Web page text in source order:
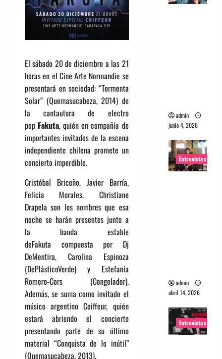
El sábado 20 de diciembre a las 21
horas en el Cine Arte Normandie se
presentará en sociedad: “Tormenta
Solar” (Quemasucabeza, 2014) de
la cantautora de electro
pop Fakuta, quién en compañía de
importantes invitados de la escena
independiente chilena promete un
concierto imperdible.
Cristóbal Briceño, Javier Barría,
Felicia Morales, Christiane
Drapela son los nombres que esa
noche se harán presentes junto a
la banda estable
deFakuta compuesta por Dj
DeMentira, Carolina Espinoza
(DePlásticoVerde) y Estefanía
Romero-Cors (Congelador).
Además, se suma como invitado el
músico argentino Coiffeur, quién
estará abriendo el concierto
presentando parte de su último
material “Conquista de lo inútil”
(Quemasucabeza, 2013).
admin
junio 4, 2026
Entrevistas
admin
abril 14, 2026
Entrevistas